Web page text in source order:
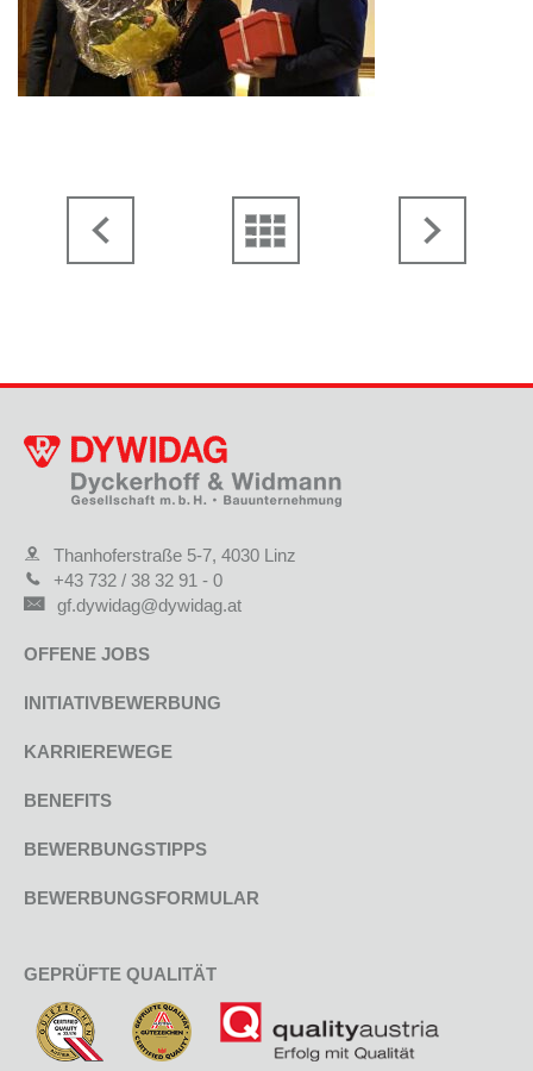
Thanhoferstraße 5-7, 4030 Linz
+43 732 / 38 32 91 - 0
gf.dywidag@dywidag.at
OFFENE JOBS
INITIATIVBEWERBUNG
KARRIEREWEGE
BENEFITS
BEWERBUNGSTIPPS
BEWERBUNGSFORMULAR
GEPRÜFTE QUALITÄT